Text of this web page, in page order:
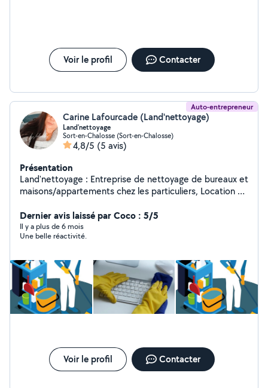
Voir le profil Contacter
Auto-entrepreneur
Carine Lafourcade (Land'nettoyage)
Land'nettoyage
Sort-en-Chalosse (Sort-en-Chalosse)
4,8/5 (5 avis)
Présentation
Land'nettoyage : Entreprise de nettoyage de bureaux et
maisons/appartements chez les particuliers, Location de
repas, accompagnement aux courses). CESU ACCEPTE
Pour tous renseignements veuillez me contacter via mon
site internet (Landnettoyage) ou sur mon téléphone ou
Dernier avis laissé par Coco : 5/5
Il y a plus de 6 mois
Une belle réactivité.
Voir le profil Contacter